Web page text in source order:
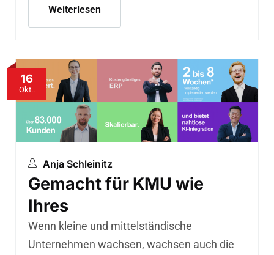
Weiterlesen
16
Okt..
Anja Schleinitz
Gemacht für KMU wie
Ihres
Wenn kleine und mittelständische
Unternehmen wachsen, wachsen auch die